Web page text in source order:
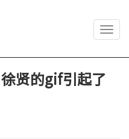
贤的gif引起了